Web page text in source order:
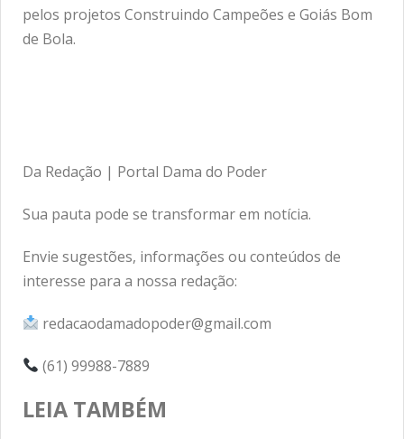
pelos projetos Construindo Campeões e Goiás Bom
de Bola.
Da Redação | Portal Dama do Poder
Sua pauta pode se transformar em notícia.
Envie sugestões, informações ou conteúdos de
interesse para a nossa redação:
redacaodamadopoder@gmail.com
(61) 99988-7889
LEIA TAMBÉM